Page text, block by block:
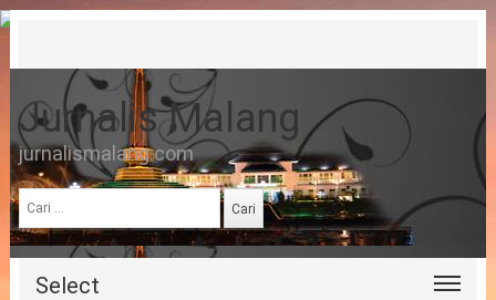
Jurnalis Malang
jurnalismalang.com
Cari
untuk:
Select